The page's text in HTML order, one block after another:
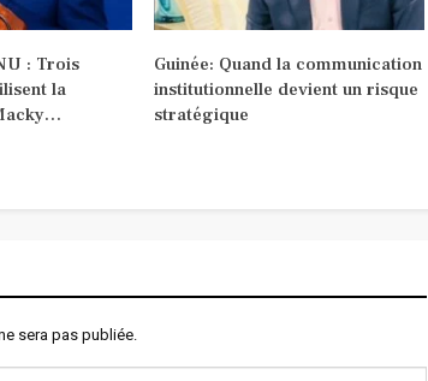
: Trois
la
Guinée: Quand la communication
institutionnelle devient un risque
stratégique
sera pas publiée.